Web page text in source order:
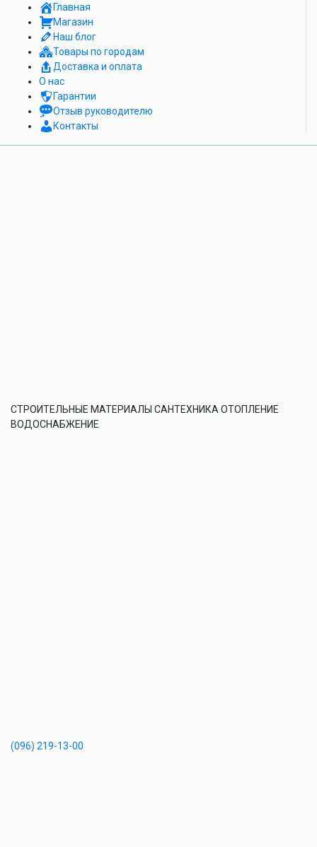
Главная
Магазин
Наш блог
Товары по городам
Доставка и оплата
О нас
Гарантии
Отзыв руководителю
Контакты
СТРОИТЕЛЬНЫЕ МАТЕРИАЛЫ САНТЕХНИКА ОТОПЛЕНИЕ
ВОДОСНАБЖЕНИЕ
(096) 219-13-00